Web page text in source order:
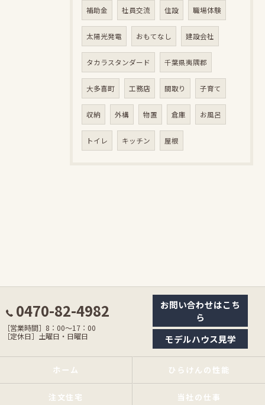
補助金 社員交流 住設 職場体験
太陽光発電 おもてなし 建設会社
タカラスタンダード 千葉県夷隅郡
大多喜町 工務店 間取り 子育て
収納 外構 物置 倉庫 お風呂
トイレ キッチン 屋根
0470-82-4982
［営業時間］8：00〜17：00
［定休日］土曜日・日曜日
お問い合わせはこち
ら
モデルハウス見学
ホーム ひらけんの性能
注文住宅 当社の仕事